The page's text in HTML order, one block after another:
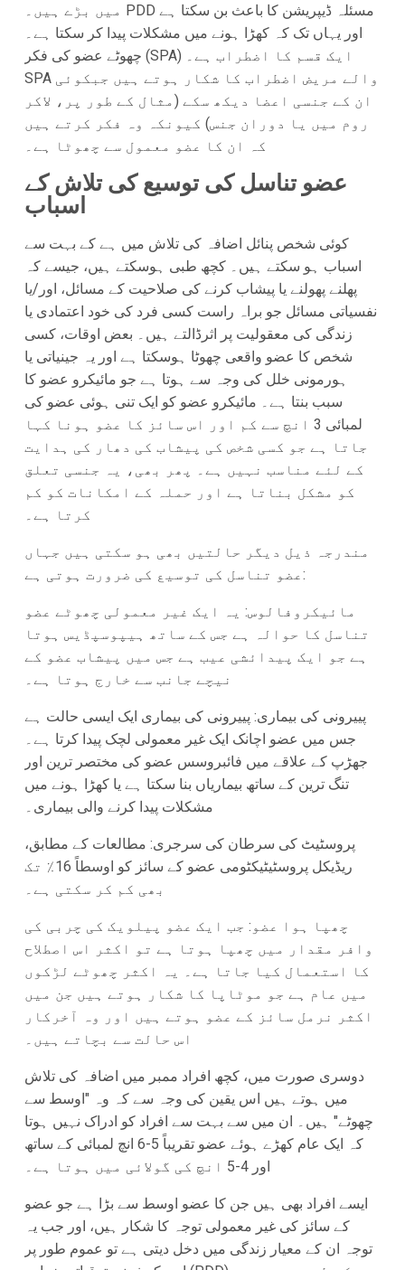
میں بڑے ہیں۔ PDD مسئلہ ڈیپریشن کا باعث بن سکتا ہے
اور یہاں تک کہ کھڑا ہونے میں مشکلات پیدا کر سکتا ہے۔
چھوٹے عضو کی فکر (SPA) ایک قسم کا اضطراب ہے۔
SPA والے مریض اضطراب کا شکار ہوتے ہیں جبکوئی
ان کے جنسی اعضا دیکھ سکے (مثال کے طور پر، لاکر
روم میں یا دوران جنس) کیونکہ وہ فکر کرتے ہیں
کہ ان کا عضو معمول سے چھوٹا ہے۔
عضو تناسل کی توسیع کی تلاش کے
اسباب
کوئی شخص پنائل اضافہ کی تلاش میں ہے کے بہت سے
اسباب ہو سکتے ہیں۔ کچھ طبی ہوسکتے ہیں، جیسے کہ
پھلنے پھولنے یا پیشاب کرنے کی صلاحیت کے مسائل، اور/یا
نفسیاتی مسائل جو براہ راست کسی فرد کی خود اعتمادی یا
زندگی کی معقولیت پر اثرڈالتے ہیں۔ بعض اوقات، کسی
شخص کا عضو واقعی چھوٹا ہوسکتا ہے اور یہ جینیاتی یا
ہورمونی خلل کی وجہ سے ہوتا ہے جو مائیکرو عضو کا
سبب بنتا ہے۔ مائیکرو عضو کو ایک تنی ہوئی عضو کی
لمبائی 3 انچ سے کم اور اس سائز کا عضو ہونا کہا
جاتا ہے جو کسی شخص کی پیشاب کی دھار کی ہدایت
کے لئے مناسب نہیں ہے۔ پھر بھی، یہ جنسی تعلق
کو مشکل بناتا ہے اور حملہ کے امکانات کو کم
کرتا ہے۔
مندرجہ ذیل دیگر حالتیں بھی ہو سکتی ہیں جہاں
عضو تناسل کی توسیع کی ضرورت ہوتی ہے:
مائیکروفالوس: یہ ایک غیر معمولی چھوٹے عضو
تناسل کا حوالہ ہے جس کے ساتھ ہیپوسپڈیس ہوتا
ہے جو ایک پیدائشی عیب ہے جس میں پیشاب عضو کے
نیچے جانب سے خارج ہوتا ہے۔
پییرونی کی بیماری: پییرونی کی بیماری ایک ایسی حالت ہے
جس میں عضو اچانک ایک غیر معمولی لچک پیدا کرتا ہے۔
جھڑپ کے علاقے میں فائبروسس عضو کی مختصر ترین اور
تنگ ترین کے ساتھ بیماریاں بنا سکتا ہے یا کھڑا ہونے میں
مشکلات پیدا کرنے والی بیماری۔
پروسٹیٹ کی سرطان کی سرجری: مطالعات کے مطابق،
ریڈیکل پروسٹیٹیکٹومی عضو کے سائز کو اوسطاً 16٪ تک
بھی کم کر سکتی ہے۔
چھپا ہوا عضو: جب ایک عضو پیلویک کی چربی کی
وافر مقدار میں چھپا ہوتا ہے تو اکثر اس اصطلاح
کا استعمال کیا جاتا ہے۔ یہ اکثر چھوٹے لڑکوں
میں عام ہے جو موٹاپا کا شکار ہوتے ہیں جن میں
اکثر نرمل سائز کے عضو ہوتے ہیں اور وہ آخرکار
اس حالت سے بچاتے ہیں۔
دوسری صورت میں، کچھ افراد ممبر میں اضافہ کی تلاش
میں ہوتے ہیں اس یقین کی وجہ سے کہ وہ "اوسط سے
چھوٹے" ہیں۔ ان میں سے بہت سے افراد کو ادراک نہیں ہوتا
کہ ایک عام کھڑے ہوئے عضو تقریباً 5-6 انچ لمبائی کے ساتھ
اور 4-5 انچ کی گولائی میں ہوتا ہے۔
ایسے افراد بھی ہیں جن کا عضو اوسط سے بڑا ہے جو عضو
کے سائز کی غیر معمولی توجہ کا شکار ہیں، اور جب یہ
توجہ ان کے معیار زندگی میں دخل دیتی ہے تو عموم طور پر